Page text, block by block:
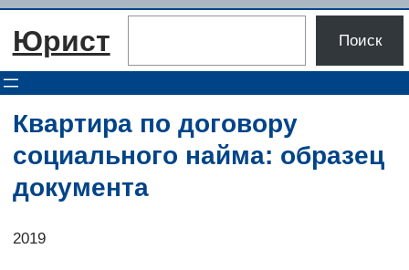
Перейти
Юрист Поиск
Квартира по договору
социального найма: образец
документа
2019